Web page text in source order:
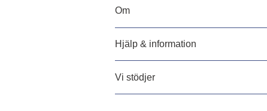
Om
Hjälp & information
Vi stödjer